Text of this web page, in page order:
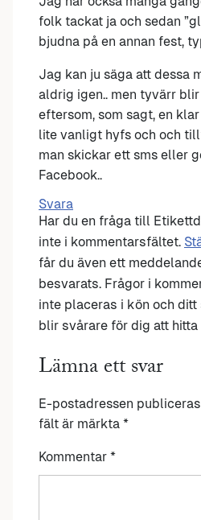
folk tackat ja och sedan
bjudna på en annan fest,
Jag kan ju säga att dessa
aldrig igen.. men tyvärr
eftersom, som sagt, en
lite vanligt hyfs och och
man skickar ett sms eller
Facebook..
Svara
Har du en fråga till
inte i kommentarsfältet.
får du även ett
besvarats. Frågor i
inte placeras i kön och
blir svårare för dig att hitta
Lämna ett svar
E-postadressen
fält är märkta *
Kommentar *